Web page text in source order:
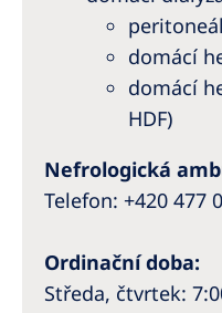
domácí
domácí
HDF)
Nefrologická
Telefon: +420 477
Ordinační doba:
Středa, čtvrtek: